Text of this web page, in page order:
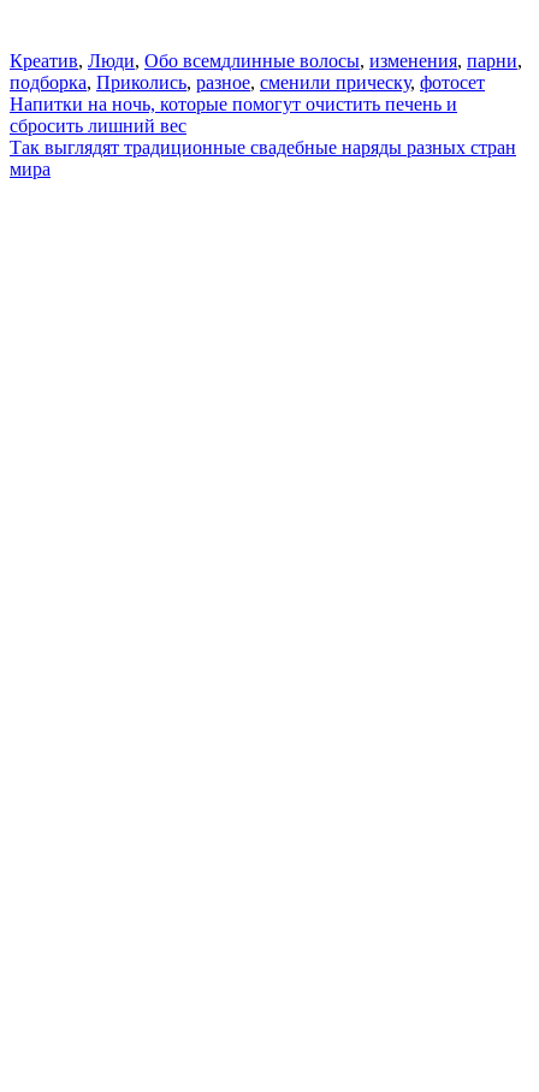
Креатив, Люди, Обо всемдлинные волосы, изменения, парни,
подборка, Приколись, разное, сменили прическу, фотосет
Навигация
по
записям
Напитки на ночь, которые помогут очистить печень и
сбросить лишний вес
Так выглядят традиционные свадебные наряды разных стран
мира